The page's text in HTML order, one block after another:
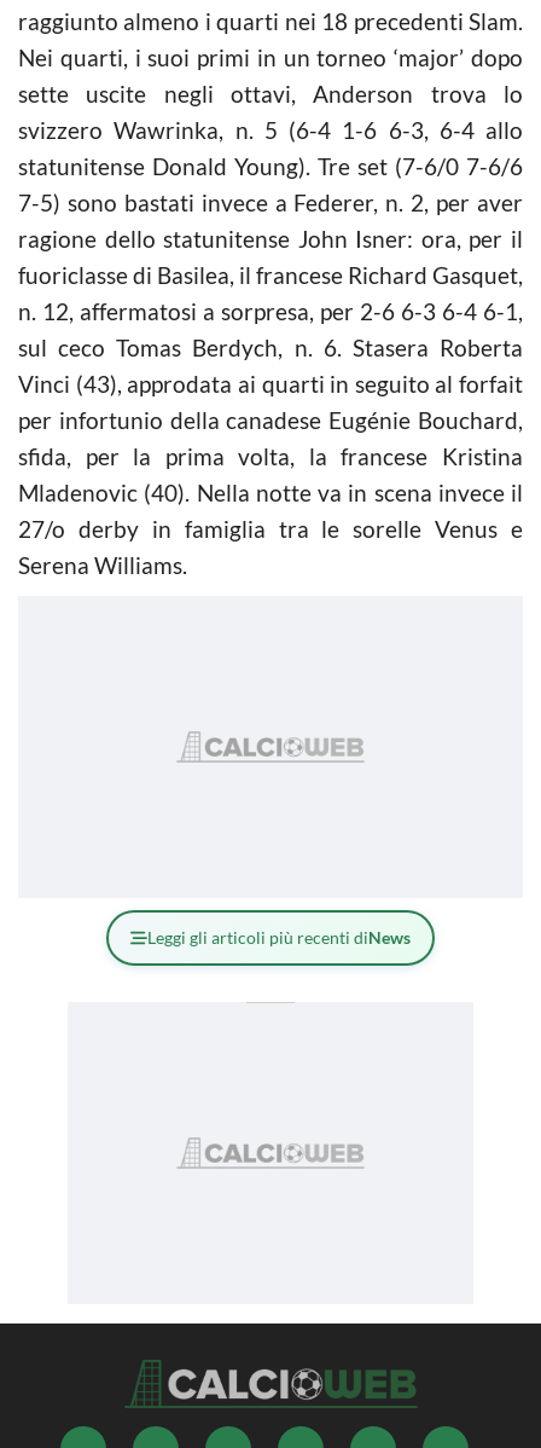
raggiunto almeno i quarti nei 18 precedenti Slam.
Nei quarti, i suoi primi in un torneo ‘major’ dopo
sette uscite negli ottavi, Anderson trova lo
svizzero Wawrinka, n. 5 (6-4 1-6 6-3, 6-4 allo
statunitense Donald Young). Tre set (7-6/0 7-6/6
7-5) sono bastati invece a Federer, n. 2, per aver
ragione dello statunitense John Isner: ora, per il
fuoriclasse di Basilea, il francese Richard Gasquet,
n. 12, affermatosi a sorpresa, per 2-6 6-3 6-4 6-1,
sul ceco Tomas Berdych, n. 6. Stasera Roberta
Vinci (43), approdata ai quarti in seguito al forfait
per infortunio della canadese Eugénie Bouchard,
sfida, per la prima volta, la francese Kristina
Mladenovic (40). Nella notte va in scena invece il
27/o derby in famiglia tra le sorelle Venus e
Serena Williams.
Leggi gli articoli più recenti diNews